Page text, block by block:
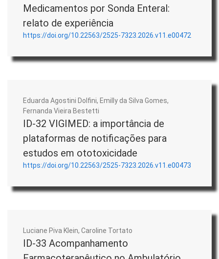
Medicamentos por Sonda Enteral:
relato de experiência
https://doi.org/10.22563/2525-7323.2026.v11.e00472
Eduarda Agostini Dolfini, Emilly da Silva Gomes,
Fernanda Vieira Bestetti
ID-32 VIGIMED: a importância de
plataformas de notificações para
estudos em ototoxicidade
https://doi.org/10.22563/2525-7323.2026.v11.e00473
Luciane Piva Klein, Caroline Tortato
ID-33 Acompanhamento